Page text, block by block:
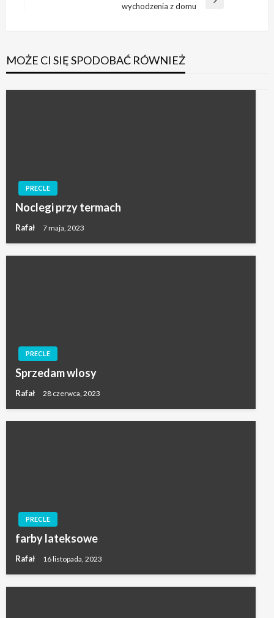
wychodzenia z domu
MOŻE CI SIĘ SPODOBAĆ RÓWNIEŻ
PRECLE
Noclegi przy termach
Rafał 7 maja, 2023
PRECLE
Sprzedam wlosy
Rafał 28 czerwca, 2023
PRECLE
farby lateksowe
Rafał 16 listopada, 2023